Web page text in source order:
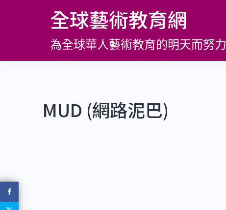
全球藝術教育網
為全球華人藝術教育的明天而努力
MUD (網路泥巴)